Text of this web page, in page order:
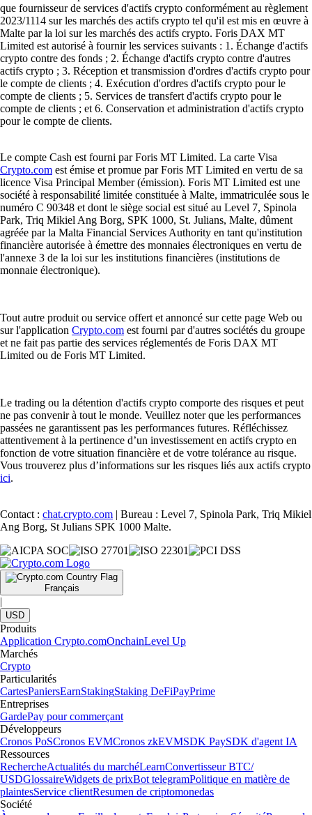
que fournisseur de services d'actifs crypto conformément au règlement
2023/1114 sur les marchés des actifs crypto tel qu'il est mis en œuvre à
Malte par la loi sur les marchés des actifs crypto. Foris DAX MT
Limited est autorisé à fournir les services suivants : 1. Échange d'actifs
crypto contre des fonds ; 2. Échange d'actifs crypto contre d'autres
actifs crypto ; 3. Réception et transmission d'ordres d'actifs crypto pour
le compte de clients ; 4. Exécution d'ordres d'actifs crypto pour le
compte de clients ; 5. Services de transfert d'actifs crypto pour le
compte de clients ; et 6. Conservation et administration d'actifs crypto
pour le compte de clients.
Le compte Cash est fourni par Foris MT Limited. La carte Visa
Crypto.com est émise et promue par Foris MT Limited en vertu de sa
licence Visa Principal Member (émission). Foris MT Limited est une
société à responsabilité limitée constituée à Malte, immatriculée sous le
numéro C 90348 et dont le siège social est situé au Level 7, Spinola
Park, Triq Mikiel Ang Borg, SPK 1000, St. Julians, Malte, dûment
agréée par la Malta Financial Services Authority en tant qu'institution
financière autorisée à émettre des monnaies électroniques en vertu de
l'annexe 3 de la loi sur les institutions financières (institutions de
monnaie électronique).
Tout autre produit ou service offert et annoncé sur cette page Web ou
sur l'application Crypto.com est fourni par d'autres sociétés du groupe
et ne fait pas partie des services réglementés de Foris DAX MT
Limited ou de Foris MT Limited.
Le trading ou la détention d'actifs crypto comporte des risques et peut
ne pas convenir à tout le monde. Veuillez noter que les performances
passées ne garantissent pas les performances futures. Réfléchissez
attentivement à la pertinence d’un investissement en actifs crypto en
fonction de votre situation financière et de votre tolérance au risque.
Vous trouverez plus d’informations sur les risques liés aux actifs crypto
ici.
Contact : chat.crypto.com | Bureau : Level 7, Spinola Park, Triq Mikiel
Ang Borg, St Julians SPK 1000 Malte.
Français
|
USD
Produits
Application Crypto.comOnchainLevel Up
Marchés
Crypto
Particularités
CartesPaniersEarnStakingStaking DeFiPayPrime
Entreprises
GardePay pour commerçant
Développeurs
Cronos PoSCronos EVMCronos zkEVMSDK PaySDK d'agent IA
Ressources
RechercheActualités du marchéLearnConvertisseur BTC/
USDGlossaireWidgets de prixBot telegramPolitique en matière de
plaintesService clientResumen de criptomonedas
Société